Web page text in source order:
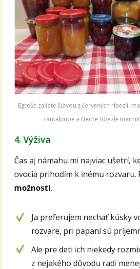
Egreše zaliate šťavou z červených ríbezlí,
cantaloupe a čierne ríbezle
4. Výživa
Čas aj námahu mi najviac ušetrí,
ovocia prihodím k inému rozvaru.
možnosti.
Ja preferujem nechať kúsky
rozvare, pri papaní sú
Ale pre deti ich niekedy
z nejakého dôvodu radi